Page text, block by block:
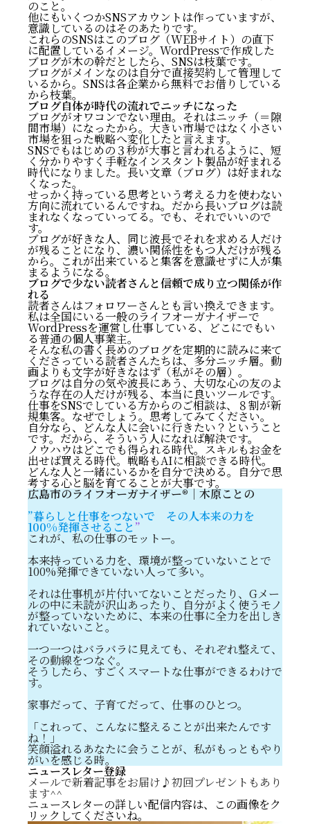
のこと。
他にもいくつかSNSアカウントは作っていますが、
意識しているのはそのあたりです。
これらのSNSはこのブログ（WEBサイト）の直下
に配置しているイメージ。WordPressで作成した
ブログが木の幹だとしたら、SNSは枝葉です。
ブログがメインなのは自分で直接契約して管理して
いるから。SNSは各企業から無料でお借りしている
から枝葉。
ブログ自体が時代の流れでニッチになった
ブログがオワコンでない理由。それはニッチ（＝隙
間市場）になったから。大きい市場ではなく小さい
市場を狙った戦略へ変化したと言えます。
SNSでもはじめの３秒が大事と言われるように、短
く分かりやすく手軽なインスタント製品が好まれる
時代になりました。長い文章（ブログ）は好まれな
くなった。
せっかく持っている思考という考える力を使わない
方向に流れているんですね。だから長いブログは読
まれなくなっていってる。でも、それでいいので
す。
ブログが好きな人、同じ波長でそれを求める人だけ
が残ることになり、濃い関係性をもつ人だけが残る
から。これが出来ていると集客を意識せずに人が集
まるようになる。
ブログで少ない読者さんと信頼で成り立つ関係が作
れる
読者さんはフォロワーさんとも言い換えできます。
私は全国にいる一般のライフオーガナイザーで
WordPressを運営し仕事している、どこにでもい
る普通の個人事業主。
そんな私の書く長めのブログを定期的に読みに来て
くださっている読者さんたちは、多分ニッチ層。動
画よりも文字が好きなはず（私がその層）。
ブログは自分の気や波長にあう、大切な心の友のよ
うな存在の人だけが残る、本当に良いツールです。
仕事をSNSでしている方からのご相談は、８割が新
規集客。なぜでしょう。思考してみてください。
自分なら、どんな人に会いに行きたい？ということ
です。だから、そういう人になれば解決です。
ノウハウはどこでも得られる時代。スキルもお金を
出せば買える時代。戦略もAIに相談できる時代。
どんな人と一緒にいるかを自分で決める。自分で思
考する心と脳を育てることが大事です。
広島市のライフオーガナイザー®️｜木原ことの
”暮らしと仕事をつないで その人本来の力を
100%発揮させること”
これが、私の仕事のモットー。
本来持っている力を、環境が整っていないことで
100%発揮できていない人って多い。
それは仕事机が片付いてないことだったり、Gメー
ルの中に未読が沢山あったり、自分がよく使うモノ
が整っていないために、本来の仕事に全力を出しき
れていないこと。
一つ一つはバラバラに見えても、それぞれ整えて、
その動線をつなぐ。
そうしたら、すごくスマートな仕事ができるわけで
す。
家事だって、子育てだって、仕事のひとつ。
「これって、こんなに整えることが出来たんです
ね！」
笑顔溢れるあなたに会うことが、私がもっともやり
がいを感じる時。
ニュースレター登録
メールで新着記事をお届け♪初回プレゼントもあり
ます^^
ニュースレターの詳しい配信内容は、この画像をク
リックしてくださいね。
文章を書く人や読む人にとってよき時代の到来
書きたいから書く、やりたいからやる。
ブログの収益化は他のSNSより気長にいこう
メイン（ホームベース）をひとつ決めて、あとはサブ
でSNSを持つ
ブログ自体が時代の流れでニッチになった
ブログで少ない読者さんと信頼で成り立つ関係が作れ
る